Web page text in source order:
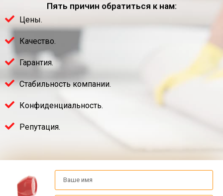
Пять причин обратиться к нам:
Цены.
Качество.
Гарантия.
Стабильность компании.
Конфиденциальность.
Репутация.